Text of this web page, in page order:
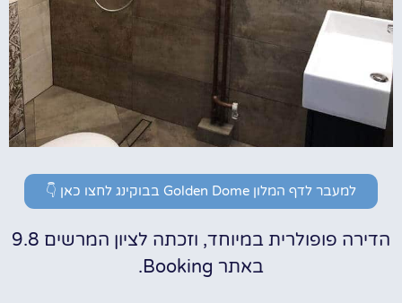
למעבר לדף המלון Golden Dome בבוקינג לחצו כאן 👇
הדירה פופולרית במיוחד, וזכתה לציון המרשים 9.8
באתר Booking.